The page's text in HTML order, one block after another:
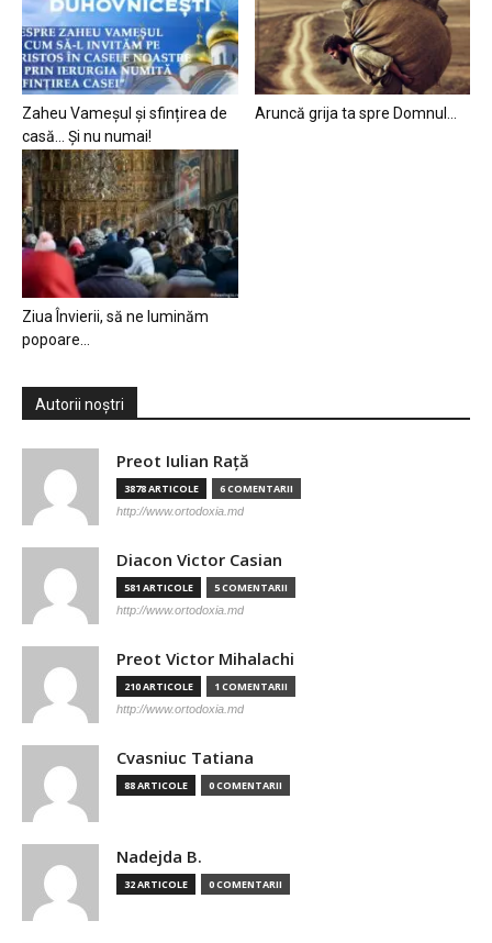
Zaheu Vameșul și sfințirea de
casă… Și nu numai!
Aruncă grija ta spre Domnul…
Ziua Învierii, să ne luminăm
popoare…
Autorii noștri
Preot Iulian Raţă
3878 ARTICOLE 6 COMENTARII
http://www.ortodoxia.md
Diacon Victor Casian
581 ARTICOLE 5 COMENTARII
http://www.ortodoxia.md
Preot Victor Mihalachi
210 ARTICOLE 1 COMENTARII
http://www.ortodoxia.md
Cvasniuc Tatiana
88 ARTICOLE 0 COMENTARII
Nadejda B.
32 ARTICOLE 0 COMENTARII